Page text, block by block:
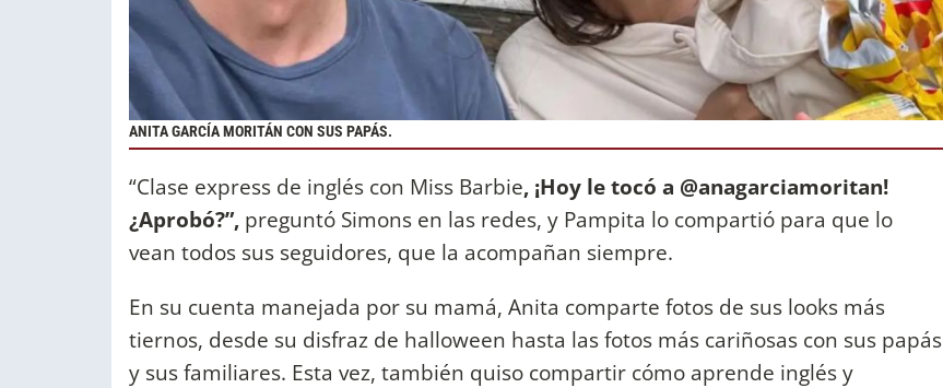
ANITA GARCÍA MORITÁN CON SUS PAPÁS.
“Clase express de inglés con Miss Barbie, ¡Hoy le tocó a @anagarciamoritan!
¿Aprobó?”, preguntó Simons en las redes, y Pampita lo compartió para que lo
vean todos sus seguidores, que la acompañan siempre.
En su cuenta manejada por su mamá, Anita comparte fotos de sus looks más
tiernos, desde su disfraz de halloween hasta las fotos más cariñosas con sus papás
y sus familiares. Esta vez, también quiso compartir cómo aprende inglés y